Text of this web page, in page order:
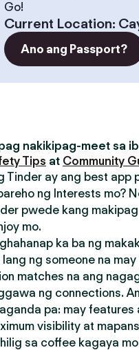
Go!
Current Location:
Ano ang Passport?
nakikipag-meet sa
Tips at Community
Tinder ay ang best app
ng Interests mo?
pwede kang
mo.
ka ba ng
lang ng someone na
matches na ang
ng connections.
pa: may features
visibility at
sa coffee kagaya